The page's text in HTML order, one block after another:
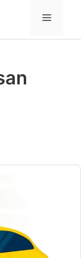
MENÜ